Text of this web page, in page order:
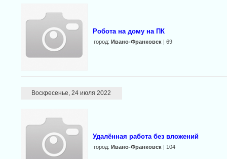
Робота на дому на ПК
город: Ивано-Франковск| 69
Воскресенье, 24 июля 2022
Удалённая работа без вложений
город: Ивано-Франковск| 104